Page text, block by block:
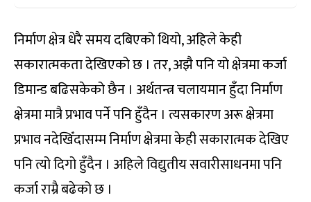
निर्माण क्षेत्र धेरै समय दबिएको थियो, अहिले केही
सकारात्मकता देखिएको छ । तर, अझै पनि यो क्षेत्रमा कर्जा
डिमान्ड बढिसकेको छैन । अर्थतन्त्र चलायमान हुँदा निर्माण
क्षेत्रमा मात्रै प्रभाव पर्ने पनि हुँदैन । त्यसकारण अरू क्षेत्रमा
प्रभाव नदेखिँदासम्म निर्माण क्षेत्रमा केही सकारात्मक देखिए
पनि त्यो दिगो हुँदैन । अहिले विद्युतीय सवारीसाधनमा पनि
कर्जा राम्रै बढेको छ ।